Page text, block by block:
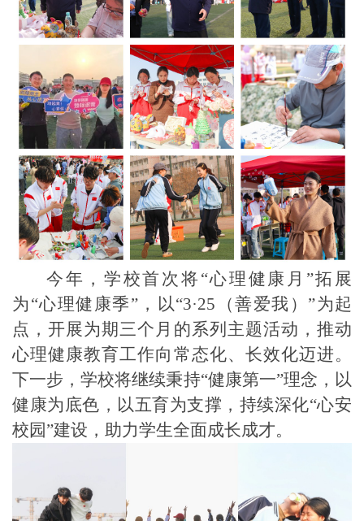
今年，学校首次将 “心理健康月”拓展
为“心理健康季”，以“3·25（善爱我）”为起
点，开展为期三个月的系列主题活动，推动
心理健康教育工作向常态化、长效化迈进。
下一步，学校将继续秉持“健康第一”理念，以
健康为底色，以五育为支撑，持续深化“心安
校园”建设，助力学生全面成长成才。